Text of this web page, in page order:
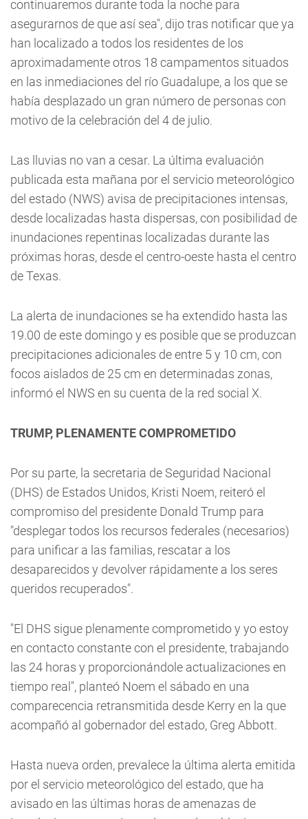
continuaremos durante toda la noche para
asegurarnos de que así sea", dijo tras notificar que ya
han localizado a todos los residentes de los
aproximadamente otros 18 campamentos situados
en las inmediaciones del río Guadalupe, a los que se
había desplazado un gran número de personas con
motivo de la celebración del 4 de julio.
Las lluvias no van a cesar. La última evaluación
publicada esta mañana por el servicio meteorológico
del estado (NWS) avisa de precipitaciones intensas,
desde localizadas hasta dispersas, con posibilidad de
inundaciones repentinas localizadas durante las
próximas horas, desde el centro-oeste hasta el centro
de Texas.
La alerta de inundaciones se ha extendido hasta las
19.00 de este domingo y es posible que se produzcan
precipitaciones adicionales de entre 5 y 10 cm, con
focos aislados de 25 cm en determinadas zonas,
informó el NWS en su cuenta de la red social X.
TRUMP, PLENAMENTE COMPROMETIDO
Por su parte, la secretaria de Seguridad Nacional
(DHS) de Estados Unidos, Kristi Noem, reiteró el
compromiso del presidente Donald Trump para
"desplegar todos los recursos federales (necesarios)
para unificar a las familias, rescatar a los
desaparecidos y devolver rápidamente a los seres
queridos recuperados".
"El DHS sigue plenamente comprometido y yo estoy
en contacto constante con el presidente, trabajando
las 24 horas y proporcionándole actualizaciones en
tiempo real", planteó Noem el sábado en una
comparecencia retransmitida desde Kerry en la que
acompañó al gobernador del estado, Greg Abbott.
Hasta nueva orden, prevalece la última alerta emitida
por el servicio meteorológico del estado, que ha
avisado en las últimas horas de amenazas de